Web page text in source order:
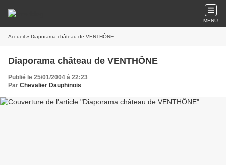
MENU
Accueil » Diaporama château de VENTHÔNE
Diaporama château de VENTHÔNE
Publié le 25/01/2004 à 22:23
Par Chevalier Dauphinois